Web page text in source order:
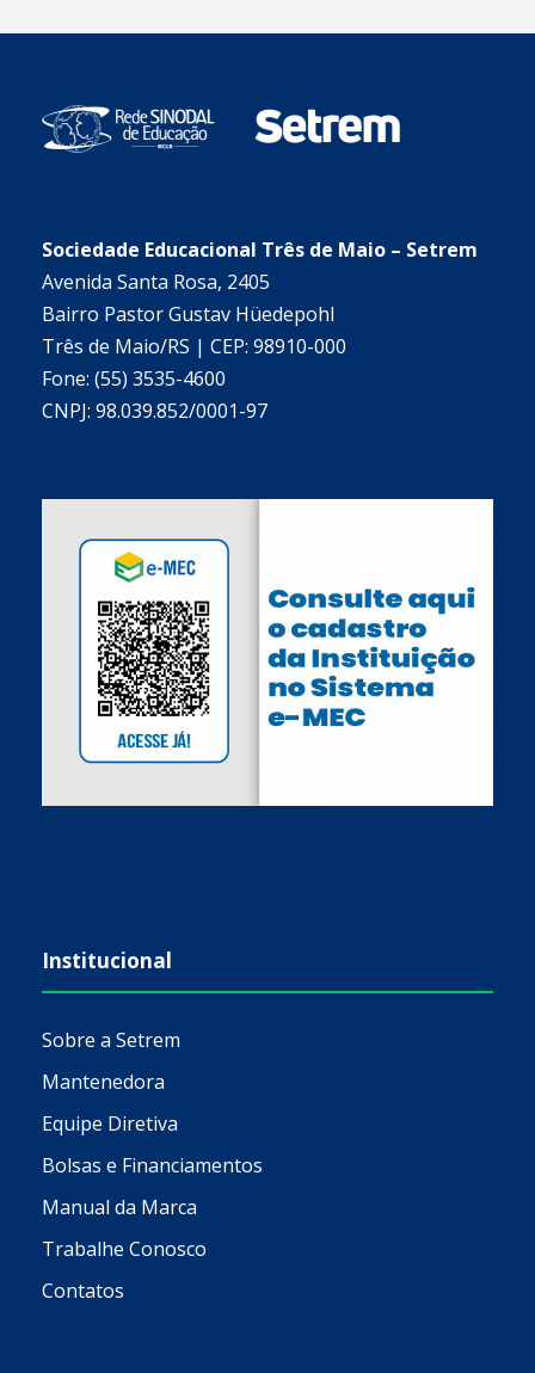
Sociedade Educacional Três de Maio – Setrem
Avenida Santa Rosa, 2405
Bairro Pastor Gustav Hüedepohl
Três de Maio/RS | CEP: 98910-000
Fone: (55) 3535-4600
CNPJ: 98.039.852/0001-97
Institucional
Sobre a Setrem
Mantenedora
Equipe Diretiva
Bolsas e Financiamentos
Manual da Marca
Trabalhe Conosco
Contatos